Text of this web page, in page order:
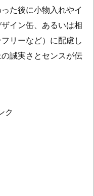
た後に小物入れやイ
イン缶、あるいは相
リーなど）に配慮し
誠実さとセンスが伝
ク